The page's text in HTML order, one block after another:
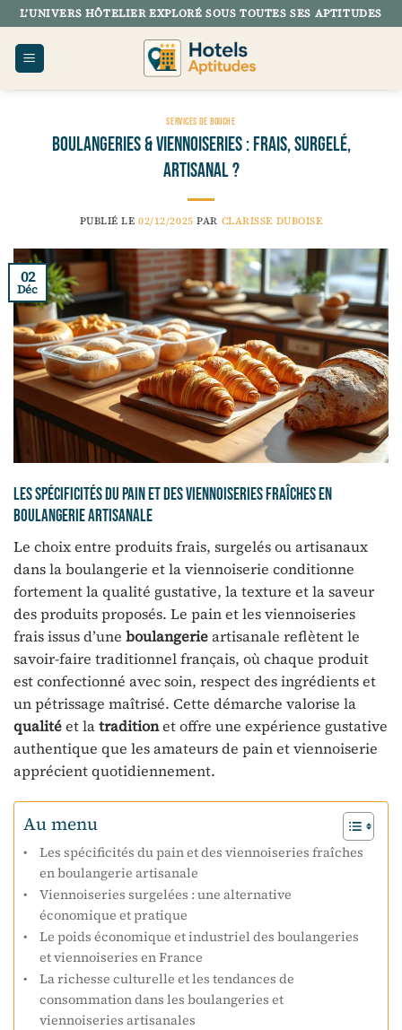
Passer
au
contenu
L’UNIVERS HÔTELIER EXPLORÉ SOUS TOUTES SES APTITUDES
SERVICES DE BOUCHE
Boulangeries & viennoiseries : frais, surgelé,
artisanal ?
PUBLIÉ LE02/12/2025 PAR CLARISSE DUBOISE
02
Déc
Les spécificités du pain et des viennoiseries fraîches en
boulangerie artisanale
Le choix entre produits frais, surgelés ou artisanaux
dans la boulangerie et la viennoiserie conditionne
fortement la qualité gustative, la texture et la saveur
des produits proposés. Le pain et les viennoiseries
frais issus d’une boulangerieartisanale reflètent le
savoir-faire traditionnel français, où chaque produit
est confectionné avec soin, respect des ingrédients et
un pétrissage maîtrisé. Cette démarche valorise la
qualitéet latraditionet offre une expérience gustative
authentique que les amateurs de pain et viennoiserie
apprécient quotidiennement.
Au menu
Les spécificités du pain et des viennoiseries fraîches
en boulangerie artisanale
Viennoiseries surgelées : une alternative
économique et pratique
Le poids économique et industriel des boulangeries
et viennoiseries en France
La richesse culturelle et les tendances de
consommation dans les boulangeries et
viennoiseries artisanales